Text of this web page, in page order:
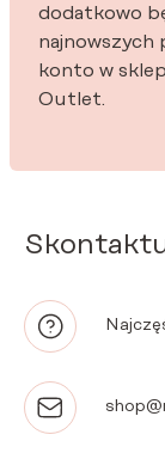
dodatkowo
najnowszych
konto w
Outlet.